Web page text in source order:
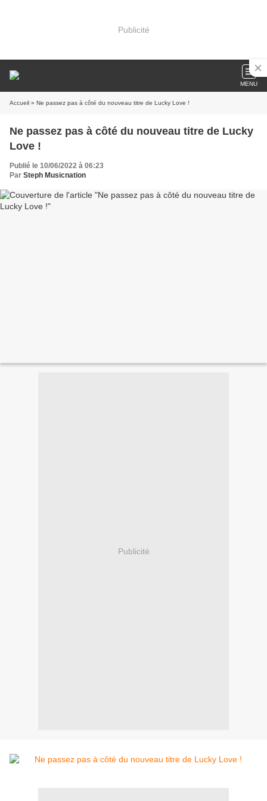
Publicité
MENU
Accueil » Ne passez pas à côté du nouveau titre de Lucky Love !
Ne passez pas à côté du nouveau titre de Lucky
Love !
Publié le 10/06/2022 à 06:23
Par Steph Musicnation
Publicité